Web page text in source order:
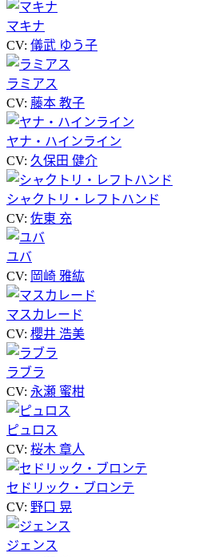
マキナ
CV: 儀武 ゆう子
ラミアス
CV: 藤本 教子
ヤナ・ハインライン
CV: 久保田 健介
シャクトリ・レフトハンド
CV: 佐東 充
ユバ
CV: 岡崎 雅紘
マスカレード
CV: 櫻井 浩美
ラブラ
CV: 永瀬 蜜柑
ピュロス
CV: 桜木 章人
セドリック・ブロンテ
CV: 野口 晃
ジェンス